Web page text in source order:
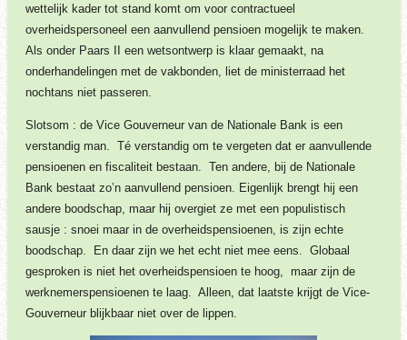
wettelijk kader tot stand komt om voor contractueel
overheidspersoneel een aanvullend pensioen mogelijk te maken.
Als onder Paars II een wetsontwerp is klaar gemaakt, na
onderhandelingen met de vakbonden, liet de ministerraad het
nochtans niet passeren.
Slotsom : de Vice Gouverneur van de Nationale Bank is een
verstandig man. Té verstandig om te vergeten dat er aanvullende
pensioenen en fiscaliteit bestaan. Ten andere, bij de Nationale
Bank bestaat zo’n aanvullend pensioen. Eigenlijk brengt hij een
andere boodschap, maar hij overgiet ze met een populistisch
sausje : snoei maar in de overheidspensioenen, is zijn echte
boodschap. En daar zijn we het echt niet mee eens. Globaal
gesproken is niet het overheidspensioen te hoog, maar zijn de
werknemerspensioenen te laag. Alleen, dat laatste krijgt de Vice-
Gouverneur blijkbaar niet over de lippen.